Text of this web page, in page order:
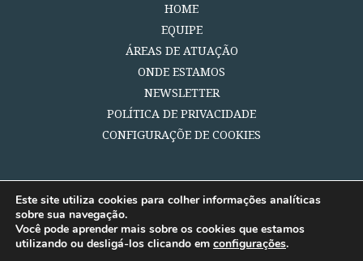
HOME
EQUIPE
ÁREAS DE ATUAÇÃO
ONDE ESTAMOS
NEWSLETTER
POLÍTICA DE PRIVACIDADE
CONFIGURAÇÕE DE COOKIES
Este site utiliza cookies para colher informações analíticas
sobre sua navegação.
Você pode aprender mais sobre os cookies que estamos
utilizando ou desligá-los clicando em configurações.